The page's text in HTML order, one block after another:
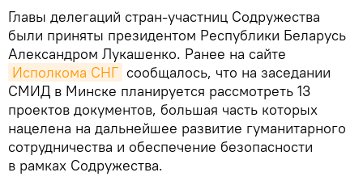
Главы делегаций стран-участниц Содружества
были приняты президентом Республики Беларусь
Александром Лукашенко. Ранее на сайте
Исполкома СНГ сообщалось, что на заседании
СМИД в Минске планируется рассмотреть 13
проектов документов, большая часть которых
нацелена на дальнейшее развитие гуманитарного
сотрудничества и обеспечение безопасности
в рамках Содружества.